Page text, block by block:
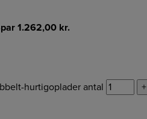
1.262,00 kr.
hurtigoplader antal
+